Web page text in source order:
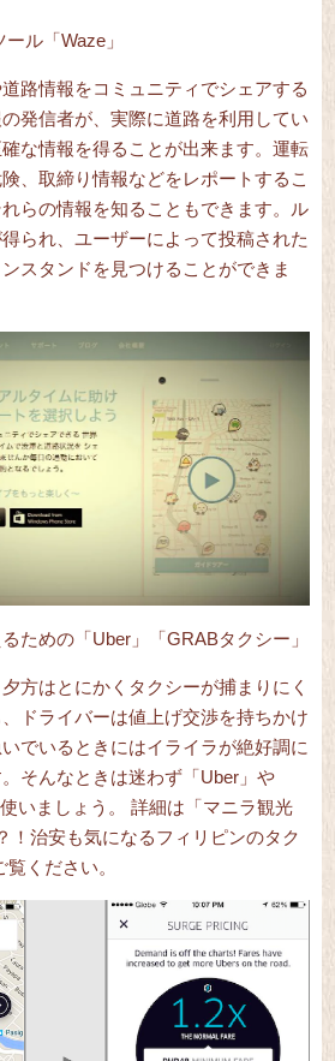
ル「Waze 」
路情報をコミュニティでシェアする
発信者が、実際に道路を利用してい
な情報を得ることが出来ます。運転
、取締り情報などをレポートするこ
らの情報を知ることもできます。ル
られ、ユーザーによって投稿された
スタンドを見つけることができま
ための「Uber 」「GRABタクシー 」
方はとにかくタクシーが捕まりにく
ドライバーは値上げ交渉を持ちかけ
でいるときにはイライラが絶好調に
そんなときは迷わず「Uber」や
いましょう。
詳細は「マニラ観光
！治安も気になるフィリピンのタク
覧ください。